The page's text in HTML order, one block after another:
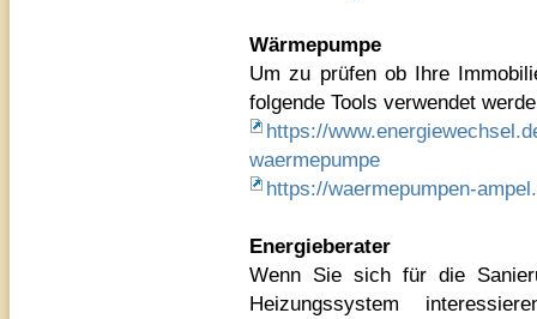
Wärmepumpe
Um zu prüfen ob Ihre
folgende Tools verwendet
https://
waermepumpe
https://waermepumpen-
Energieberater
Wenn Sie sich für die
Heizungssystem